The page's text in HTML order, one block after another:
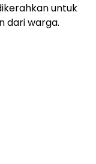
untuk
dari warga.